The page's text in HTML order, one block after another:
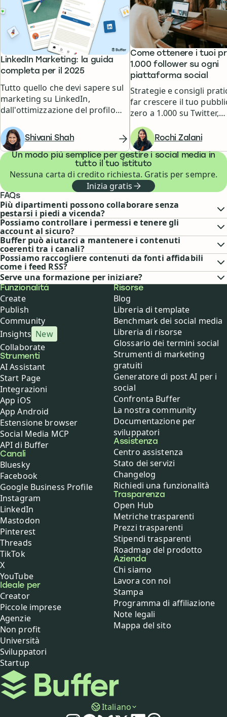
LinkedIn Marketing: la guida
completa per il 2025
Tutto quello che devi sapere sul
marketing su LinkedIn,
dall'ottimizzazione del profilo
generano engagement.
Shivani Shah
Come ottenere i tuoi
1.000 follower su ogni
piattaforma social
Strategie e consigli
far crescere il tuo
zero a 1.000 su Twitter,
Facebook, Instagram e
ancora.Rochi Zalani
Un modo più semplice per gestire i social media in
tutto il tuo istituto
Nessuna carta di credito richiesta. Gratis per sempre.
Inizia gratis
FAQs
Più dipartimenti possono collaborare senza
pestarsi i piedi a vicenda?
Possiamo controllare i permessi e tenere gli
account al sicuro?
Buffer può aiutarci a mantenere i contenuti
coerenti tra i canali?
Possiamo raccogliere contenuti da fonti affidabili
come i feed RSS?
Serve una formazione per iniziare?
Buffer
Funzionalità
Create
Publish
Community
Insights New
Collaborate
Strumenti
AI Assistant
Start Page
Integrazioni
App iOS
App Android
Estensione browser
Social Media MCP
API di Buffer
Canali
Bluesky
Facebook
Google Business Profile
Instagram
LinkedIn
Mastodon
Pinterest
Threads
TikTok
X
YouTube
Ideale per
Creator
Piccole imprese
Agenzie
Non profit
Università
Sviluppatori
Startup
Risorse
Blog
Libreria di template
Benchmark dei social media
Libreria di risorse
Glossario dei termini social
Strumenti di marketing
gratuiti
Generatore di post AI per i
social
Confronta Buffer
La nostra community
Documentazione per
sviluppatori
Assistenza
Centro assistenza
Stato dei servizi
Changelog
Richiedi una funzionalità
Trasparenza
Open Hub
Metriche trasparenti
Prezzi trasparenti
Stipendi trasparenti
Roadmap del prodotto
Azienda
Chi siamo
Lavora con noi
Stampa
Programma di affiliazione
Note legali
Mappa del sito
Buffer
Italiano